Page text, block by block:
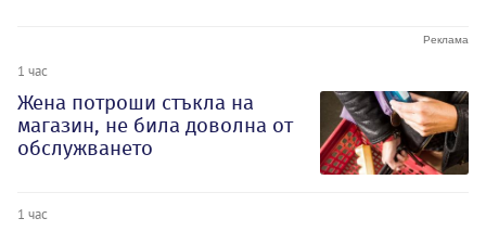
1 час
Жена потроши стъкла на
магазин, не била доволна от
обслужването
1 час